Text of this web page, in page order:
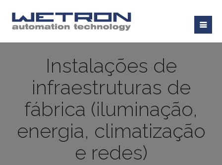
Instalações de
infraestruturas de
fábrica (iluminação,
energia, climatização
e redes)